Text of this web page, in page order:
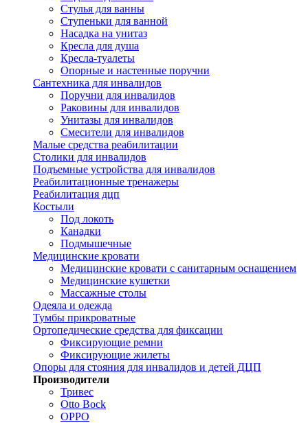
Стулья для ванны
Ступеньки для ванной
Насадка на унитаз
Кресла для душа
Кресла-туалеты
Опорные и настенные поручни
Сантехника для инвалидов
Поручни для инвалидов
Раковины для инвалидов
Унитазы для инвалидов
Смесители для инвалидов
Малые средства реабилитации
Столики для инвалидов
Подъемные устройства для инвалидов
Реабилитационные тренажеры
Реабилитация дцп
Костыли
Под локоть
Канадки
Подмышечные
Медицинские кровати
Медицинские кровати с санитарным оснащением
Медицинские кушетки
Массажные столы
Одеяла и одежда
Тумбы прикроватные
Ортопедические средства для фиксации
Фиксирующие ремни
Фиксирующие жилеты
Опоры для стояния для инвалидов и детей ДЦП
Производители
Тривес
Otto Bock
OPPO